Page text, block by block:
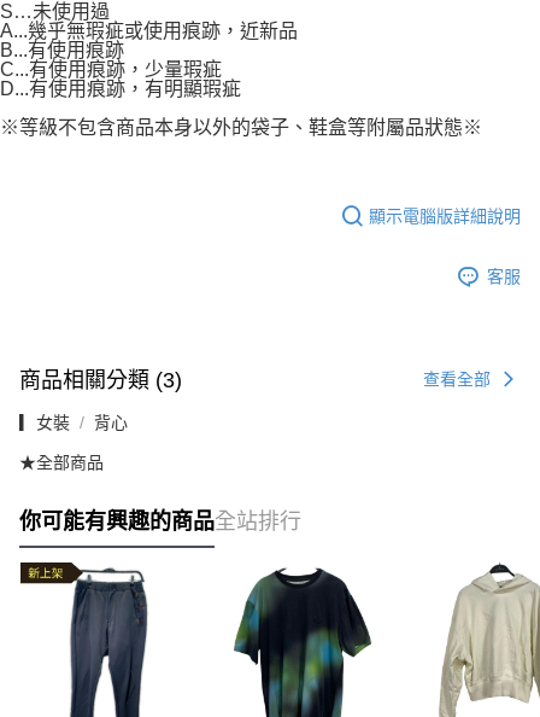
S…未使用過
A...幾乎無瑕疵或使用痕跡，近新品
B...有使用痕跡
C...有使用痕跡，少量瑕疵
D...有使用痕跡，有明顯瑕疵
※等級不包含商品本身以外的袋子、鞋盒等附屬品狀態※
顯示電腦版詳細說明
客服
商品相關分類 (3) 查看全部
▎女裝 背心
★全部商品
你可能有興趣的商品全站排行